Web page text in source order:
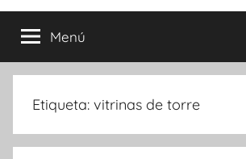
fabricación
de
vitrinas
y
Menú
Etiqueta: vitrinas de torre